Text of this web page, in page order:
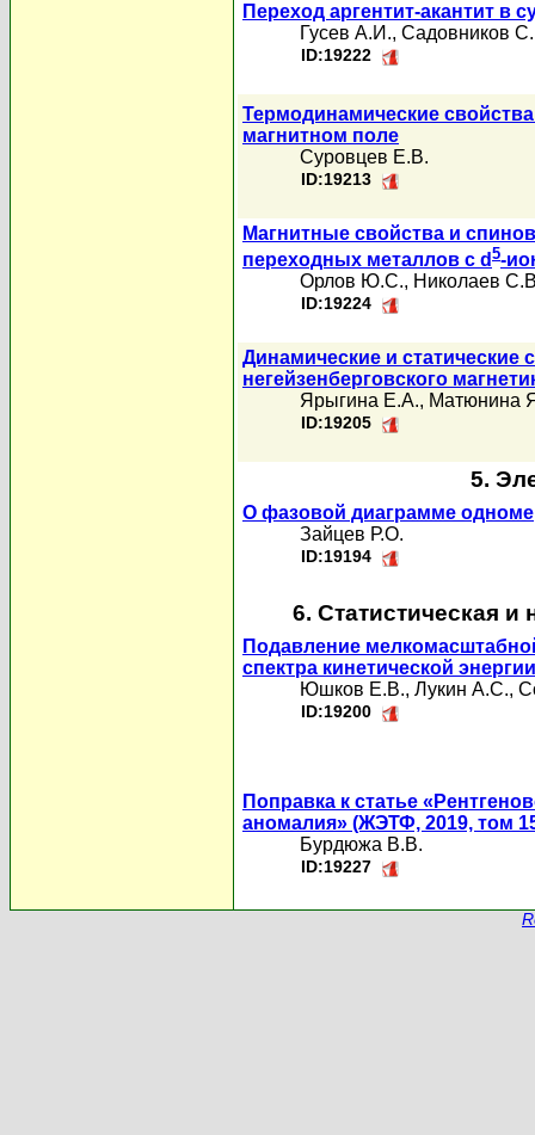
Переход аргентит-акантит в
Гусев А.И., Садовников
ID:19222
Термодинамические
магнитном поле
Суровцев Е.В.
ID:19213
Магнитные свойства и
переходных металлов с d 5-
Орлов Ю.С., Николаев
ID:19224
Динамические и статические
негейзенберговского
Ярыгина Е.А., Матюнина
ID:19205
5.
О фазовой диаграмме
Зайцев Р.О.
ID:19194
6. Статистическая
Подавление
спектра кинетической
Юшков Е.В., Лукин А.С.,
ID:19200
Поправка к статье
аномалия» (ЖЭТФ, 2019, том
Бурдюжа В.В.
ID:19227